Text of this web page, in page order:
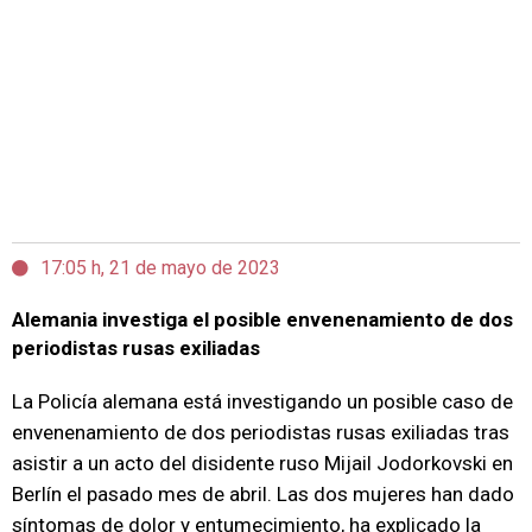
17:05 h, 21 de mayo de 2023
Alemania investiga el posible envenenamiento de dos
periodistas rusas exiliadas
La Policía alemana está investigando un posible caso de
envenenamiento de dos periodistas rusas exiliadas tras
asistir a un acto del disidente ruso Mijail Jodorkovski en
Berlín el pasado mes de abril. Las dos mujeres han dado
síntomas de dolor y entumecimiento, ha explicado la